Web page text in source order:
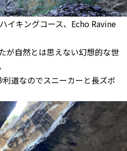
イキングコース、Echo Ravine
が自然とは思えない幻想的な世
道なのでスニーカーと長ズボ